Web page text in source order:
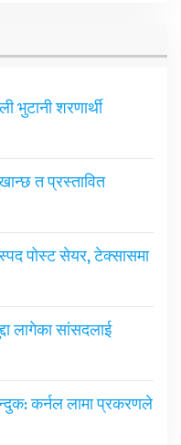
शरणार्थी
त प्रस्तावित
पोस्ट सेयर, टेक्सासमा
लागेका सांसदलाई
कर्नल लामा प्रकरणले